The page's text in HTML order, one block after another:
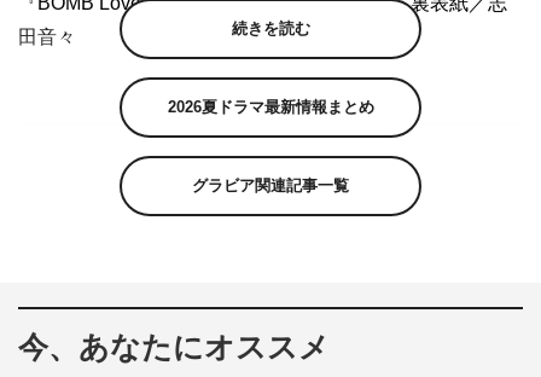
田音々
続きを読む
2026夏ドラマ最新情報まとめ
グラビア関連記事一覧
今、あなたにオススメ